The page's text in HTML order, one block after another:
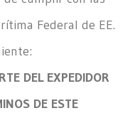
Federal de EE.
DEL EXPEDIDOR
DE ESTE